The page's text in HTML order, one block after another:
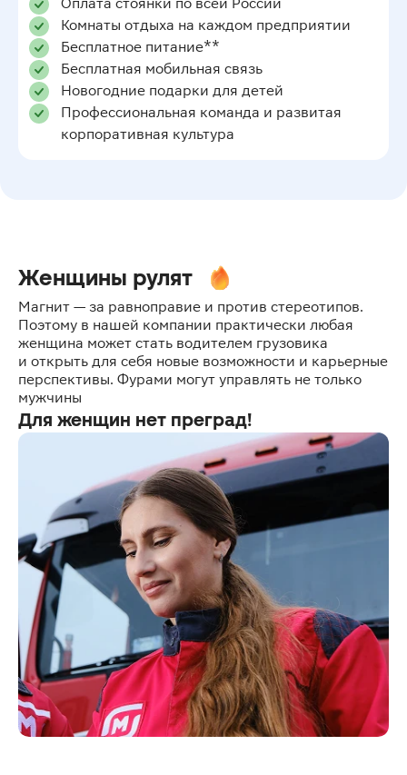
Комнаты отдыха на каждом предприятии
Бесплатное питание**
Бесплатная мобильная связь
Новогодние подарки для детей
Профессиональная команда и развитая
корпоративная культура
Женщины рулят
Магнит — за равноправие и против стереотипов.
Поэтому в нашей компании практически любая
женщина может стать водителем грузовика
и открыть для себя новые возможности и карьерные
перспективы. Фурами могут управлять не только
мужчины
Для женщин нет преград!